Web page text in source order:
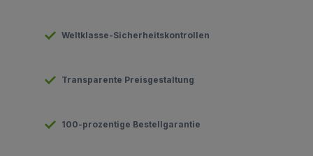
Weltklasse-Sicherheitskontrollen
Transparente Preisgestaltung
100-prozentige Bestellgarantie